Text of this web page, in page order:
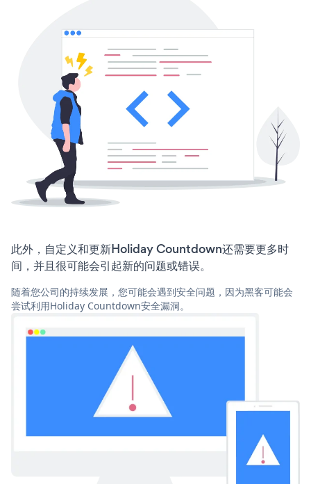
此外，自定义和更新Holiday Countdown还需要更多时
间，并且很可能会引起新的问题或错误。
随着您公司的持续发展，您可能会遇到安全问题，因为黑客可能会
尝试利用Holiday Countdown安全漏洞。